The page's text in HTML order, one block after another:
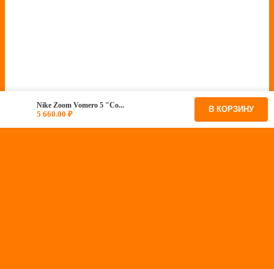
Nike Zoom Vomero 5 "Co...
5 660.00 ₽ В КОРЗИНУ